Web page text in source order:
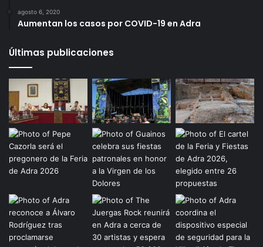
agosto 6, 2020
Aumentan los casos por COVID-19 en Adra
Últimas publicaciones